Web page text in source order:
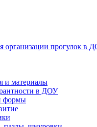
организации прогулок в
и материалы
в ДОУ
формы